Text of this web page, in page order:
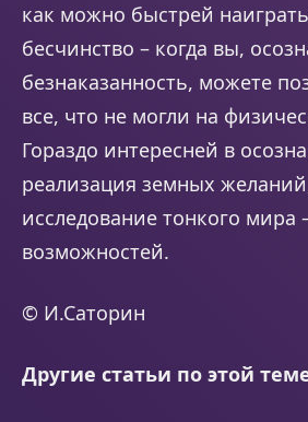
как можно быстрей
бесчинство – когда вы,
безнаказанность, можете
все, что не могли на
Гораздо интересней в
реализация земных
исследование тонкого мира
возможностей.
© И.Саторин
Другие статьи по этой